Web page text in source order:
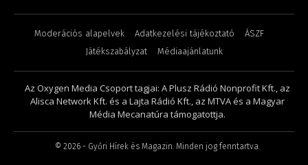
Moderációs alapelvek Adatkezelési tájékoztató
ÁSZF
Játékszabályzat
Médiaajánlatunk
Az Oxygen Media Csoport tagjai: A Plusz Rádió Nonprofit Kft., az
Alisca Network Kft. és a Lajta Rádió Kft., az MTVA és a Magyar
Média Mecanatúra támogatottja.
© 2026 - Győri Hírek és Magazin. Minden jog fenntartva.